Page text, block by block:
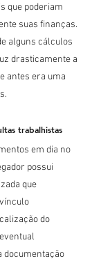
que poderiam
suas finanças.
alguns cálculos
drasticamente a
antes era uma
trabalhistas
em dia no
possui
que
do
documentação